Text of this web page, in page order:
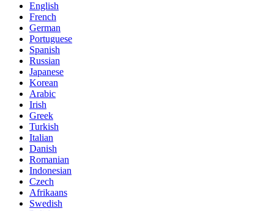
English
French
German
Portuguese
Spanish
Russian
Japanese
Korean
Arabic
Irish
Greek
Turkish
Italian
Danish
Romanian
Indonesian
Czech
Afrikaans
Swedish